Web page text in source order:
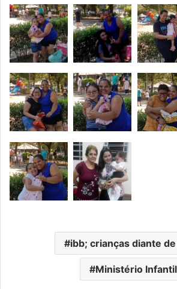
ibb; crianças diante
Ministério Infantil